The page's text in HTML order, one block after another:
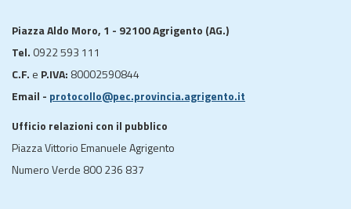
Piazza Aldo Moro, 1 - 92100 Agrigento (AG.)
Tel. 0922 593 111
C.F. e P.IVA: 80002590844
Email - protocollo@pec.provincia.agrigento.it
Ufficio relazioni con il pubblico
Piazza Vittorio Emanuele Agrigento
Numero Verde 800 236 837